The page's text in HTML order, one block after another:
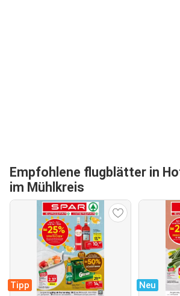
Empfohlene flugblätter in
im Mühlkreis
Tipp Neu